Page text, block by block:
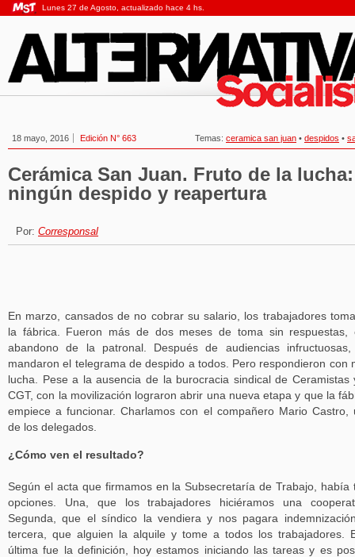
Lunes 27 de Agosto, actualizado hace 4 hs.
18 mayo, 2016 Edición N° 663 Temas: ceramica san juan • despidos •
Cerámica San Juan. Fruto de la lucha:
ningún despido y reapertura
Por: Corresponsal
En marzo, cansados de no cobrar su salario, los trabajadores
la fábrica. Fueron más de dos meses de toma sin respuestas,
abandono de la patronal. Después de audiencias
mandaron el telegrama de despido a todos. Pero respondieron con
lucha. Pese a la ausencia de la burocracia sindical de Ceramistas
CGT, con la movilización lograron abrir una nueva etapa y que la
empiece a funcionar. Charlamos con el compañero Mario Castro,
de los delegados.
¿Cómo ven el resultado?
Según el acta que firmamos en la Subsecretaría de Trabajo, había
opciones. Una, que los trabajadores hiciéramos una
Segunda, que el síndico la vendiera y nos pagara
tercera, que alguien la alquile y tome a todos los trabajadores.
última fue la definición, hoy estamos iniciando las tareas y es